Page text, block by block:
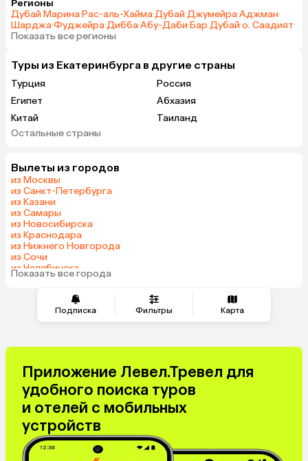
Подписка Фильтры Карта
Регионы
Дубай Марина·Рас-аль-Хайма·Дубай Джумейра·Аджман·
Шарджа·Фуджейра·Дибба·Абу-Даби·Бар Дубай·о. Саадият·
Показать все регионы
Туры из Екатеринбурга в другие страны
Турция
Россия
Египет
Абхазия
Китай
Таиланд
Вьетнам
Беларусь
Шри-Ланка
Азербайджан
Индия
Катар
Гонконг
Таджикистан
Остальные страны
Вылеты из городов
из Москвы
из Санкт-Петербурга
из Казани
из Самары
из Новосибирска
из Краснодара
из Нижнего Новгорода
из Сочи
из Челябинска
из Тюмени
Показать все города
Приложение Левел.Тревел для
удобного поиска туров
и отелей с мобильных
устройств